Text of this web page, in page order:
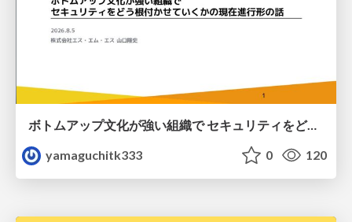
ボトムアップ文化が強い組織で セキュリティをどう根付かせていくかの現在進行形の話 / Making Security Stick in a Bottom-Up Organization
yamaguchitk333
0 120